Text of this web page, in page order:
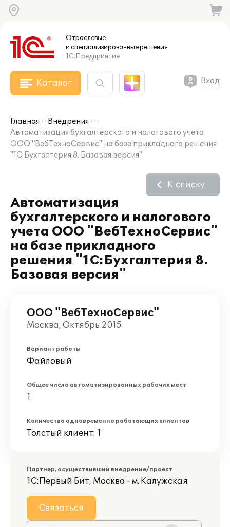
Отраслевые
и специализированныерешения
1С:Предприятие
Каталог Вход
Главная
Внедрения
Автоматизация бухгалтерского и налогового учета
ООО "ВебТехноСервис" на базе прикладного решения
"1С:Бухгалтерия 8. Базовая версия"
Автоматизация
бухгалтерского и налогового
учета ООО "ВебТехноСервис"
на базе прикладного
решения "1С:Бухгалтерия 8.
Базовая версия"
К списку
ООО "ВебТехноСервис"
Москва, Октябрь 2015
Вариант работы
Файловый
Общее число автоматизированных рабочих мест
1
Количество одновременно работающих клиентов
Толстый клиент: 1
Партнер, осуществивший внедрение/проект
1С:Первый Бит, Москва - м. Калужская
Связаться